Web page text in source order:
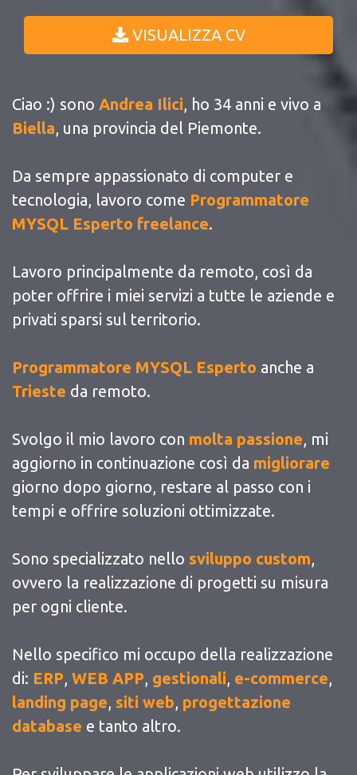
VISUALIZZA CV
Ciao :) sono Andrea Ilici, ho 34 anni e vivo a
Biella, una provincia del Piemonte.
Da sempre appassionato di computer e
tecnologia, lavoro come Programmatore
MYSQL Esperto freelance.
Lavoro principalmente da remoto, così da
poter offrire i miei servizi a tutte le aziende e
privati sparsi sul territorio.
Programmatore MYSQL Esperto anche a
Trieste da remoto.
Svolgo il mio lavoro con molta passione, mi
aggiorno in continuazione così da migliorare
giorno dopo giorno, restare al passo con i
tempi e offrire soluzioni ottimizzate.
Sono specializzato nello sviluppo custom,
ovvero la realizzazione di progetti su misura
per ogni cliente.
Nello specifico mi occupo della realizzazione
di: ERP, WEB APP, gestionali, e-commerce,
landing page, siti web, progettazione
database e tanto altro.